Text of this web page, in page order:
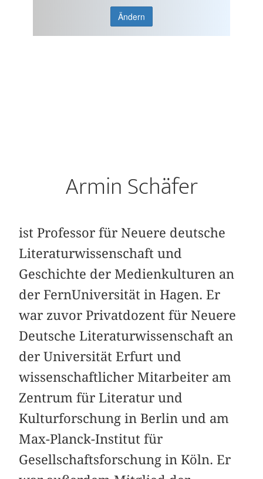
Ändern
Armin Schäfer
ist Professor für Neuere deutsche
Literaturwissenschaft und
Geschichte der Medienkulturen an
der FernUniversität in Hagen. Er
war zuvor Privatdozent für Neuere
Deutsche Literaturwissenschaft an
der Universität Erfurt und
wissenschaftlicher Mitarbeiter am
Zentrum für Literatur und
Kulturforschung in Berlin und am
Max-Planck-Institut für
Gesellschaftsforschung in Köln. Er